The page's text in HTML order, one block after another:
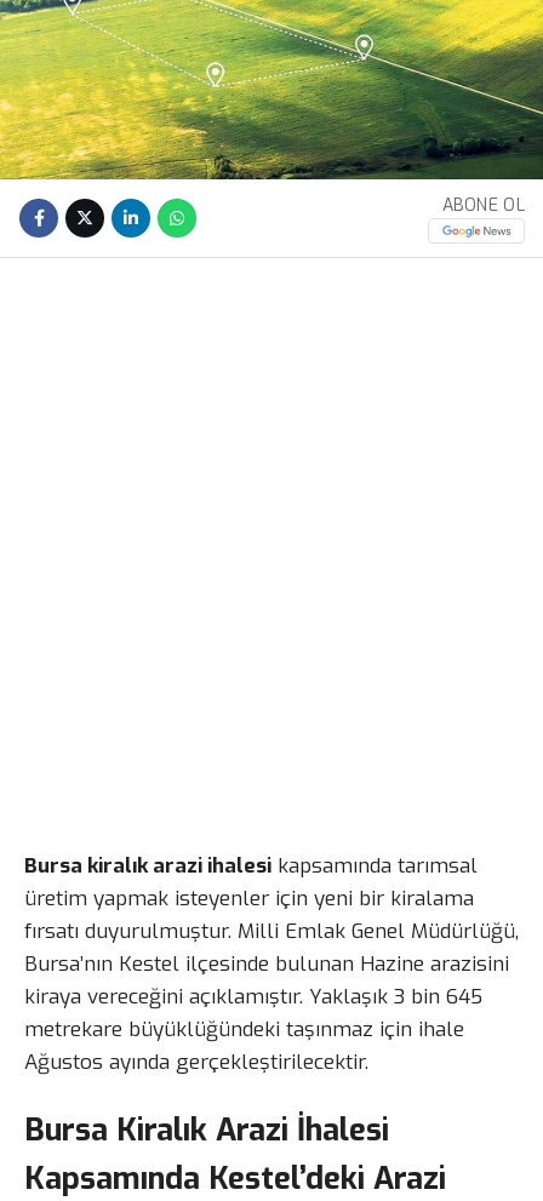
ABONE OL
Bursa kiralık arazi ihalesi kapsamında tarımsal
üretim yapmak isteyenler için yeni bir kiralama
fırsatı duyurulmuştur. Milli Emlak Genel Müdürlüğü,
Bursa’nın Kestel ilçesinde bulunan Hazine arazisini
kiraya vereceğini açıklamıştır. Yaklaşık 3 bin 645
metrekare büyüklüğündeki taşınmaz için ihale
Ağustos ayında gerçekleştirilecektir.
Bursa Kiralık Arazi İhalesi
Kapsamında Kestel’deki Arazi